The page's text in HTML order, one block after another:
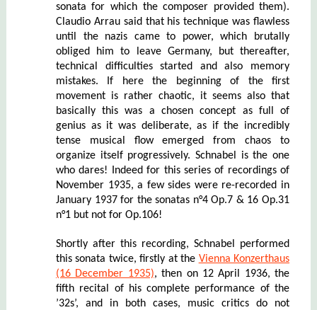
sonata for which the composer provided them).
Claudio Arrau said that his technique was flawless
until the nazis came to power, which brutally
obliged him to leave Germany, but thereafter,
technical difficulties started and also memory
mistakes. If here the beginning of the first
movement is rather chaotic, it seems also that
basically this was a chosen concept as full of
genius as it was deliberate, as if the incredibly
tense musical flow emerged from chaos to
organize itself progressively. Schnabel is the one
who dares! Indeed for this series of recordings of
November 1935, a few sides were re-recorded in
January 1937 for the sonatas n°4 Op.7 & 16 Op.31
n°1 but not for Op.106!
Shortly after this recording, Schnabel performed
this sonata twice, firstly at the Vienna Konzerthaus
(16 December 1935), then on 12 April 1936, the
fifth recital of his complete performance of the
’32s’, and in both cases, music critics do not